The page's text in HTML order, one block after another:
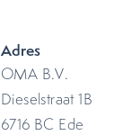
Adres
OMA B.V.
Dieselstraat 1B
6716 BC Ede